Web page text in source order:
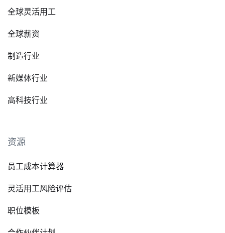
全球灵活用工
全球薪资
制造行业
新媒体行业
高科技行业
资源
员工成本计算器
灵活用工风险评估
职位模板